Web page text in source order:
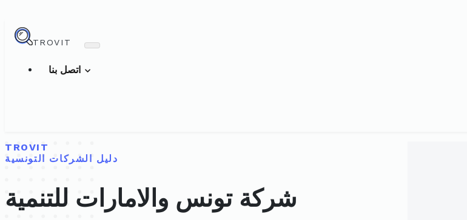
TROVIT
TROVIT
دليل الشركات التونسية
شركة تونس والامارات للتنمية